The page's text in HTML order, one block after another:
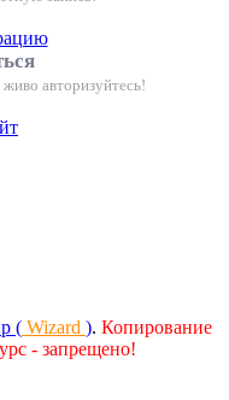
авторизуйтесь!
( Wizard ). Копирование
- запрещено!